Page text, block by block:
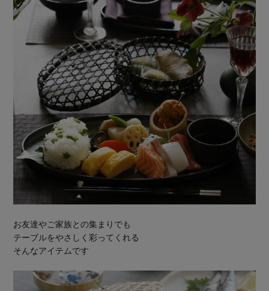
お友達やご家族との集まりでも
テーブルをやさしく彩ってくれる
そんなアイテムです